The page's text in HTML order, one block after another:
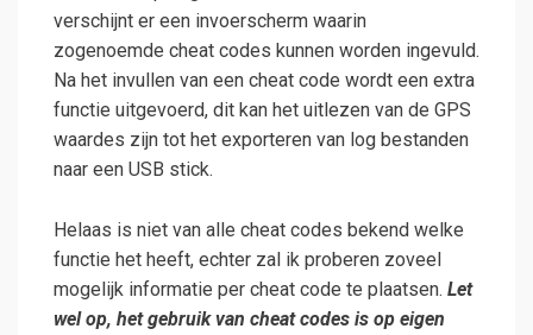
verschijnt er een invoerscherm waarin
zogenoemde cheat codes kunnen worden ingevuld.
Na het invullen van een cheat code wordt een extra
functie uitgevoerd, dit kan het uitlezen van de GPS
waardes zijn tot het exporteren van log bestanden
naar een USB stick.
Helaas is niet van alle cheat codes bekend welke
functie het heeft, echter zal ik proberen zoveel
mogelijk informatie per cheat code te plaatsen. Let
wel op, het gebruik van cheat codes is op eigen